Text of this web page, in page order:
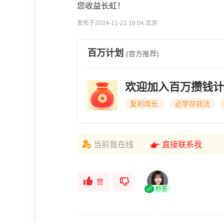
您收益长虹！
发布于2024-11-21 18:04 北京
百万计划 (官方推荐)
欢迎加入百万攒钱
复利增长 必学存钱法
当前我在线 直接联系我
赞
秒答